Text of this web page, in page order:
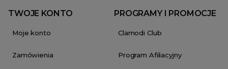
TWOJE KONTO
Moje konto
Zamówienia
PROGRAMY I PROMOCJE
Clamodi Club
Program Afiliacyjny